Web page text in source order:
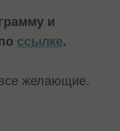
и
ссылке.
все желающие.